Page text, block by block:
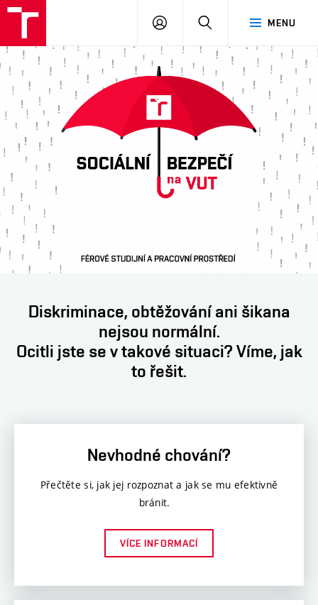
MENU
PŘIHLÁSIT
Další
Diskriminace, obtěžování ani šikana
nejsou normální.
Ocitli jste se v takové situaci? Víme, jak
to řešit.
Nevhodné chování?
Přečtěte si, jak jej rozpoznat a jak se mu efektivně
bránit.
VÍCE INFORMACÍ